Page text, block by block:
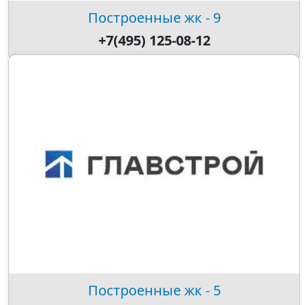
Построенные жк - 9
+7(495) 125-08-12
Построенные жк - 5